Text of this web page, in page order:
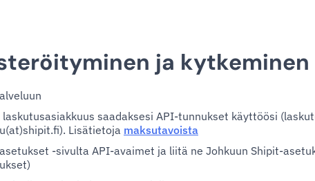
ja kytkeminen
saadaksesi API-tunnukset käyttöösi
Lisätietoja maksutavoista
-sivulta API-avaimet ja liitä ne Johkuun Shipit-